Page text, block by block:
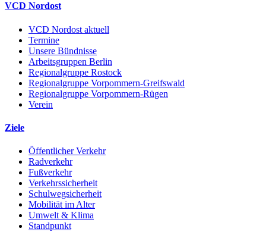
VCD Nordost
VCD Nordost aktuell
Termine
Unsere Bündnisse
Arbeitsgruppen Berlin
Regionalgruppe Rostock
Regionalgruppe Vorpommern-Greifswald
Regionalgruppe Vorpommern-Rügen
Verein
Ziele
Öffentlicher Verkehr
Radverkehr
Fußverkehr
Verkehrssicherheit
Schulwegsicherheit
Mobilität im Alter
Umwelt & Klima
Standpunkt